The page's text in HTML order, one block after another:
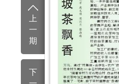
上
一
期
下